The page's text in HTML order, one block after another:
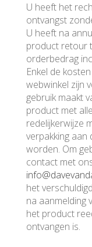
U heeft het
ontvangst
U heeft na
product retour
orderbedrag
Enkel de
webwinkel zijn
gebruik maakt
product met
redelijkerwijze
verpakking
worden. Om
contact met
het
na aanmelding
het product
ontvangen is.